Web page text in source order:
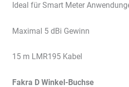
Ideal für Smart Meter
Maximal 5 dBi Gewinn
15 m LMR195 Kabel
Fakra D Winkel-Buchse